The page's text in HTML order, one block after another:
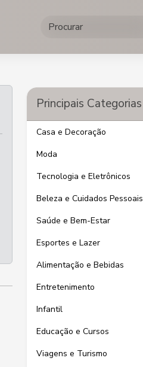
Principais Categorias
Casa e Decoração
Moda
Tecnologia e Eletrônicos
Beleza e Cuidados Pessoais
Saúde e Bem-Estar
Esportes e Lazer
Alimentação e Bebidas
Entretenimento
Infantil
Educação e Cursos
Viagens e Turismo